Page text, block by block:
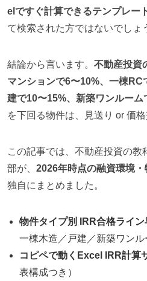
elですぐ計算できるテンプレー
て検索された方ではないでしょ
結論から言います。 不動産投資
マンションで6〜10%、一棟
建で10〜15%、新築ワンルーム
を下回る物件は、見送り or 価格
この記事では、不動産投資の
部が、 2026年時点の融資環境・
独自にまとめました。
物件タイプ別 IRR合格ライン
一棟木造／戸建／新築ワンル
コピペで動くExcel IRR計算
表構成つき）